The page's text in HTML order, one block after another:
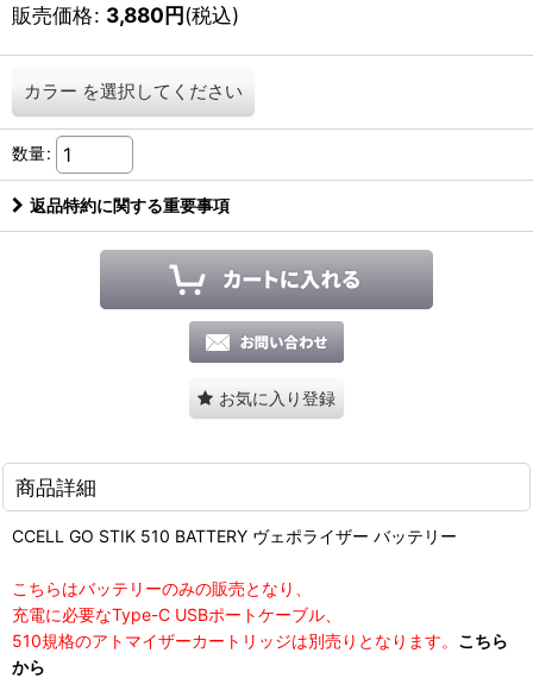
販売価格: 3,880円(税込)
カラー を選択してください
数量:
返品特約に関する重要事項
お気に入り登録
商品詳細
CCELL GO STIK 510 BATTERY ヴェポライザー バッテリー
こちらはバッテリーのみの販売となり、
充電に必要なType-C USBポートケーブル、
510規格のアトマイザーカートリッジは別売りとなります。 こちら
から